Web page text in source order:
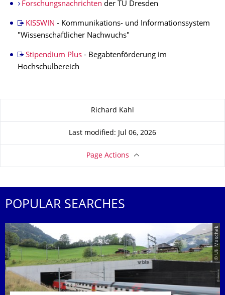
Forschungsnachrichten der TU Dresden
KISSWIN - Kommunikations- und Informationssystem
"Wissenschaftlicher Nachwuchs"
Stipendium Plus- Begabtenförderung im
Hochschulbereich
Richard Kahl
Last modified: Jul 06, 2026
Page Actions
POPULAR SEARCHES
© Uli Maschek